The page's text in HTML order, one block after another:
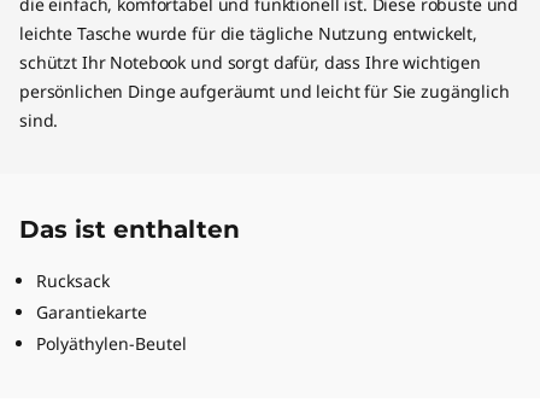
leichte Tasche wurde für die tägliche Nutzung entwickelt,
schützt Ihr Notebook und sorgt dafür, dass Ihre wichtigen
persönlichen Dinge aufgeräumt und leicht für Sie zugänglich
sind.
Das ist enthalten
Rucksack
Garantiekarte
Polyäthylen-Beutel